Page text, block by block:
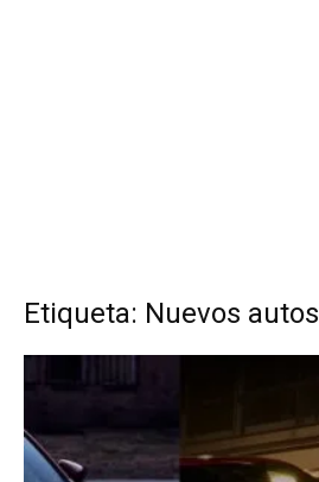
Etiqueta: Nuevos autos